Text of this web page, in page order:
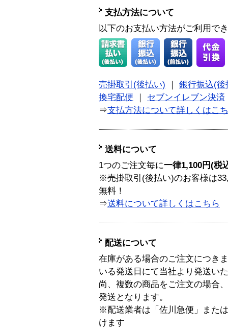
支払方法について
以下のお支払い方法がご利用で
売掛取引(後払い)
銀行振込(後
換宅配便
セブンイレブン決済
⇒支払方法について詳しくはこ
送料について
1つのご注文毎に一律1,100円(税
※売掛取引(後払い)のお客様は
無料！
⇒送料について詳しくはこちら
配送について
在庫がある場合のご注文につき
いる発送日にて当社より発送い
尚、複数の商品をご注文の場合
発送となります。
※配送業者は「佐川急便」また
けます